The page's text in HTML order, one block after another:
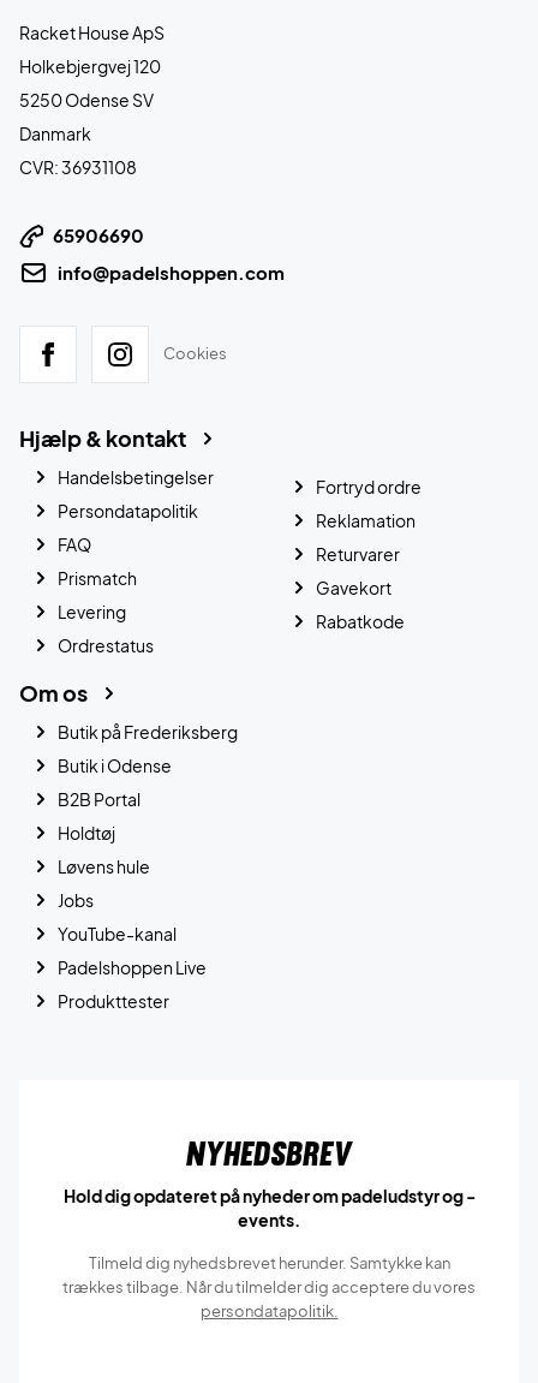
Racket House ApS
Holkebjergvej 120
5250 Odense SV
Danmark
CVR: 36931108
65906690
info@padelshoppen.com
Cookies
Hjælp & kontakt
Handelsbetingelser
Persondatapolitik
FAQ
Prismatch
Levering
Ordrestatus
Fortryd ordre
Reklamation
Returvarer
Gavekort
Rabatkode
Om os
Butik på Frederiksberg
Butik i Odense
B2B Portal
Holdtøj
Løvens hule
Jobs
YouTube-kanal
Padelshoppen Live
Produkttester
Nyhedsbrev
Hold dig opdateret på nyheder om padeludstyr og -
events.
Tilmeld dig nyhedsbrevet herunder. Samtykke kan
trækkes tilbage. Når du tilmelder dig acceptere du vores
persondatapolitik.